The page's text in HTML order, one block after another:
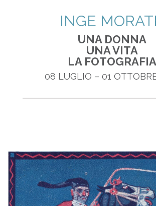
INGE
UNA DONNA
UNA VITA
LA FOTOGRAFIA
08 LUGLIO – 01